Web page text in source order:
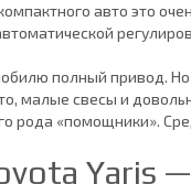
авто это
полный привод.
малые свесы и
рода «помощники».
Yaris